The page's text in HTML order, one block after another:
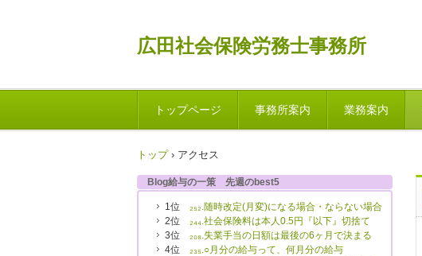
広田社会保険労務士事務所
トップページ 事務所案内 業務案内
トップ › アクセス
Blog給与の一策 先週のbest5
1位 ₂₅₂.随時改定(月変)になる場合・ならない場合
2位 ₂₄₄.社会保険料は本人0.5円『以下』切捨て
3位 ₂₀₈.失業手当の日額は最後の6ヶ月で決まる
4位 ₂₃₅.○月分の給与って、何月分の給与